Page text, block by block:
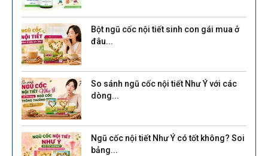
Bột ngũ cốc nội tiết sinh con gái mua ở
đâu...
So sánh ngũ cốc nội tiết Như Ý với các
dòng...
Ngũ cốc nội tiết Như Ý có tốt không? Soi
bảng...